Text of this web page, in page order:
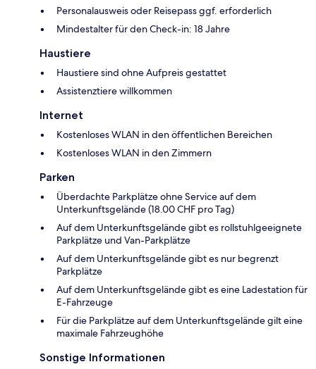
Personalausweis oder Reisepass ggf. erforderlich
Mindestalter für den Check-in: 18 Jahre
Haustiere
Haustiere sind ohne Aufpreis gestattet
Assistenztiere willkommen
Internet
Kostenloses WLAN in den öffentlichen Bereichen
Kostenloses WLAN in den Zimmern
Parken
Überdachte Parkplätze ohne Service auf dem
Unterkunftsgelände (18.00 CHF pro Tag)
Auf dem Unterkunftsgelände gibt es rollstuhlgeeignete
Parkplätze und Van-Parkplätze
Auf dem Unterkunftsgelände gibt es nur begrenzt
Parkplätze
Auf dem Unterkunftsgelände gibt es eine Ladestation für
E-Fahrzeuge
Für die Parkplätze auf dem Unterkunftsgelände gilt eine
maximale Fahrzeughöhe
Sonstige Informationen